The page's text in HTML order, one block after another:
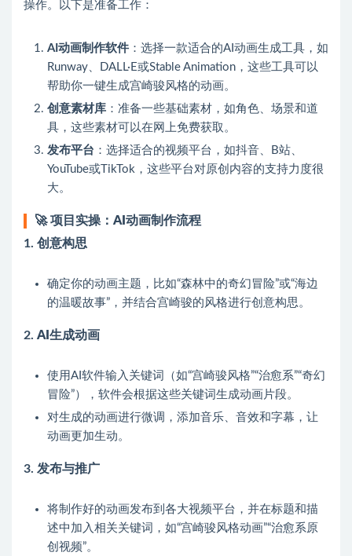
操作。以下是准备工作：
AI动画制作软件 ：选择一款适合的AI动画生成工具，如
Runway、DALL·E或Stable Animation，这些工具可以
帮助你一键生成宫崎骏风格的动画。
创意素材库 ：准备一些基础素材，如角色、场景和道
具，这些素材可以在网上免费获取。
发布平台 ：选择适合的视频平台，如抖音、B站、
YouTube或TikTok，这些平台对原创内容的支持力度很
大。
🚀项目实操：AI动画制作流程
1. 创意构思
确定你的动画主题，比如“森林中的奇幻冒险”或“海边
的温暖故事”，并结合宫崎骏的风格进行创意构思。
2. AI生成动画
使用AI软件输入关键词（如“宫崎骏风格”“治愈系”“奇幻
冒险”），软件会根据这些关键词生成动画片段。
对生成的动画进行微调，添加音乐、音效和字幕，让
动画更加生动。
3. 发布与推广
将制作好的动画发布到各大视频平台，并在标题和描
述中加入相关关键词，如“宫崎骏风格动画”“治愈系原
创视频”。